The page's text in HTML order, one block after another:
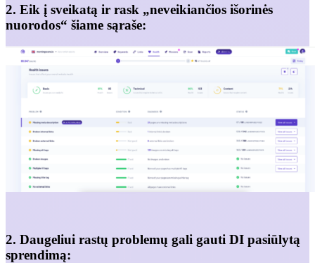
2. Eik į sveikatą ir rask „neveikiančios išorinės
nuorodos“ šiame sąraše:
2. Daugeliui rastų problemų gali gauti DI pasiūlytą
sprendimą: